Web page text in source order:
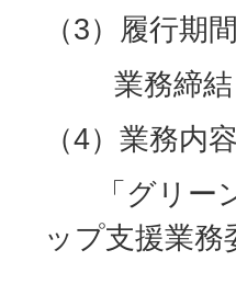
（3）履行期間
業務締結
（4）業務内容
「グリーン
ップ支援業